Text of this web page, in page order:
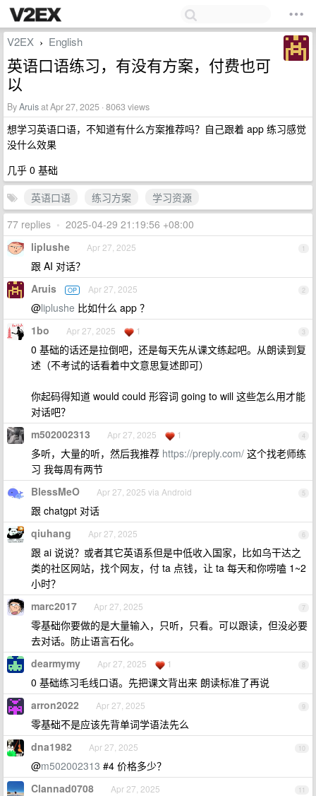
V2EX › English
英语口语练习，有没有方案，付费也可
以
ByAruisat Apr 27, 2025 · 8063 views
想学习英语口语，不知道有什么方案推荐吗？自己跟着 app 练习感觉
没什么效果
几乎 0 基础
英语口语
练习方案
学习资源
77 replies • 2025-04-29 21:19:56 +08:00
1
liplushe Apr 27, 2025
跟 AI 对话？
2
Aruis OP Apr 27, 2025
@liplushe 比如什么 app ？
3
1bo Apr 27, 2025 1
0 基础的话还是拉倒吧，还是每天先从课文练起吧。从朗读到复
述（不考试的话看着中文意思复述即可）
你起码得知道 would could 形容词 going to will 这些怎么用才能
对话吧？
4
m502002313 Apr 27, 2025 1
多听，大量的听，然后我推荐 https://preply.com/ 这个找老师练
习 我每周有两节
5
BlessMeO Apr 27, 2025 via Android
跟 chatgpt 对话
6
qiuhang Apr 27, 2025
跟 ai 说说？或者其它英语系但是中低收入国家，比如乌干达之
类的社区网站，找个网友，付 ta 点钱，让 ta 每天和你唠嗑 1~2
小时？
7
marc2017 Apr 27, 2025
零基础你要做的是大量输入，只听，只看。可以跟读，但没必要
去对话。防止语言石化。
8
dearmymy Apr 27, 2025 1
0 基础练习毛线口语。先把课文背出来 朗读标准了再说
9
arron2022 Apr 27, 2025
零基础不是应该先背单词学语法先么
10
dna1982 Apr 27, 2025
@m502002313 #4 价格多少？
11
Clannad0708 Apr 27, 2025